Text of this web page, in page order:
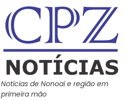
Notícias de Nonoai e região em
primeira mão